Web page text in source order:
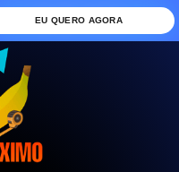
EU QUERO AGORA